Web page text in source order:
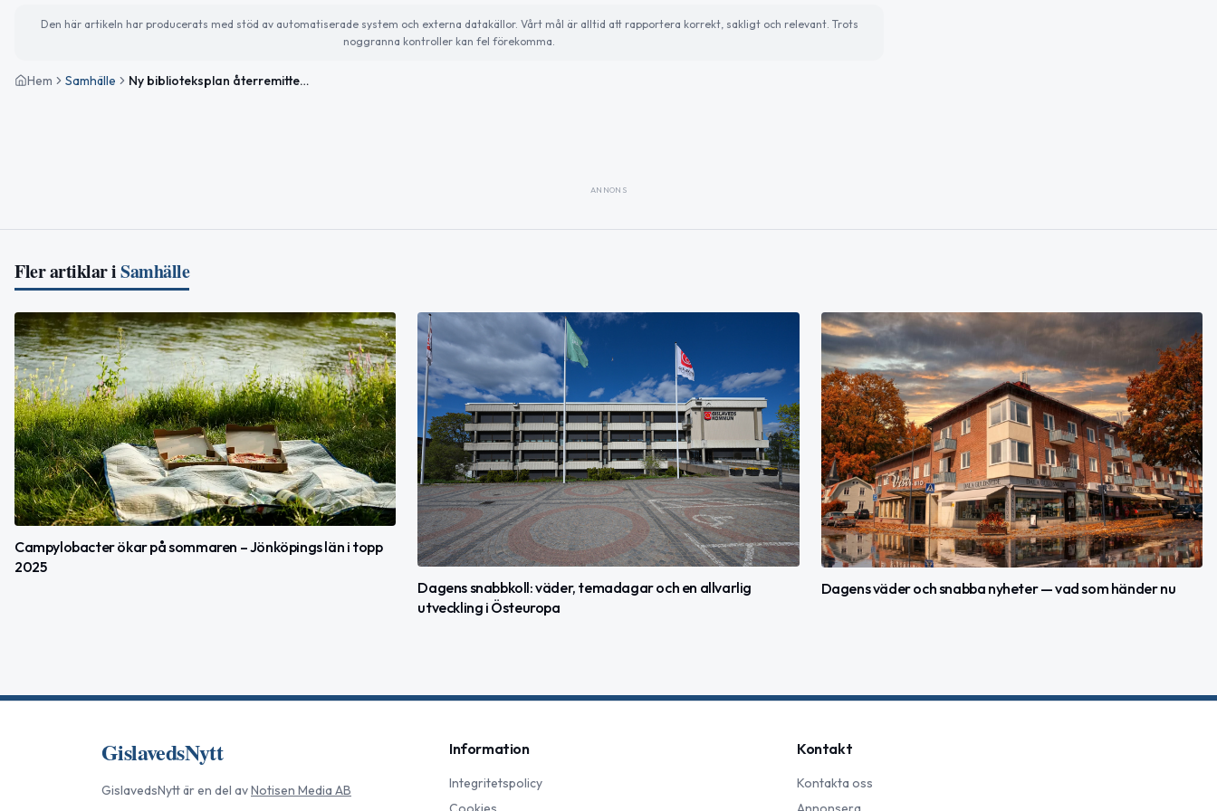
Den här artikeln har producerats med stöd av automatiserade system och externa datakällor. Vårt mål är alltid att rapportera korrekt, sakligt och relevant. Trots
noggranna kontroller kan fel förekomma.
Hem Samhälle Ny biblioteksplan återremitterad – Burseryd utreds
ANNONS
Fler artiklar iSamhälle
Campylobacter ökar på sommaren – Jönköpings län i topp
2025
Dagens snabbkoll: väder, temadagar och en allvarlig
utveckling i Östeuropa
Dagens väder och snabba nyheter — vad som händer nu
GislavedsNytt
GislavedsNyttär en del avNotisen Media AB
Information
Integritetspolicy
Kontakt
Kontakta oss